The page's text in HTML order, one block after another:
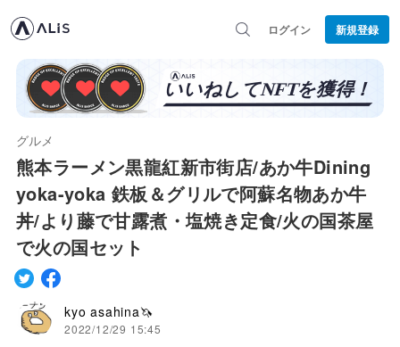
ログイン 新規登録
グルメ
熊本ラーメン黒龍紅新市街店/あか牛Dining
yoka-yoka 鉄板＆グリルで阿蘇名物あか牛
丼/より藤で甘露煮・塩焼き定食/火の国茶屋
で火の国セット
kyo asahina🦄
2022/12/29 15:45